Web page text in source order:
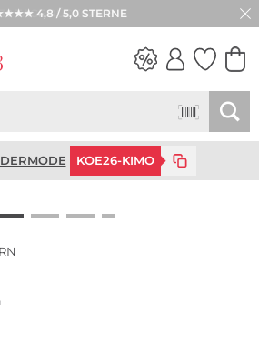
4,8 / 5,0 STERNE
KOE26-KIMO